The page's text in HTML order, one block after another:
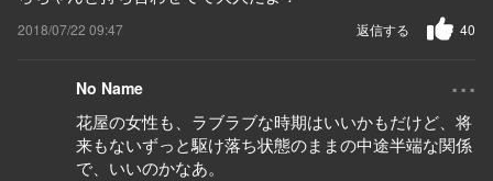
2018/07/22 09:47 40
返信する
No Name ...
花屋の女性も、ラブラブな時期はいいかもだけど、将
来もないずっと駆け落ち状態のままの中途半端な関係
で、いいのかなあ。